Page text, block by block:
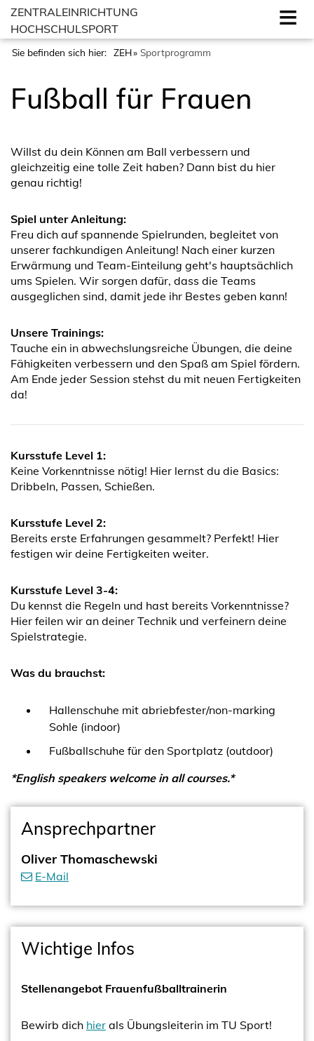
ZENTRALEINRICHTUNG
HOCHSCHULSPORT
Sie befinden sich hier: ZEH Sportprogramm
Fußball für Frauen
Willst du dein Können am Ball verbessern und
gleichzeitig eine tolle Zeit haben? Dann bist du hier
genau richtig!
Spiel unter Anleitung:
Freu dich auf spannende Spielrunden, begleitet von
unserer fachkundigen Anleitung! Nach einer kurzen
Erwärmung und Team-Einteilung geht's hauptsächlich
ums Spielen. Wir sorgen dafür, dass die Teams
ausgeglichen sind, damit jede ihr Bestes geben kann!
Unsere Trainings:
Tauche ein in abwechslungsreiche Übungen, die deine
Fähigkeiten verbessern und den Spaß am Spiel fördern.
Am Ende jeder Session stehst du mit neuen Fertigkeiten
da!
Kursstufe Level 1:
Keine Vorkenntnisse nötig! Hier lernst du die Basics:
Dribbeln, Passen, Schießen.
Kursstufe Level 2:
Bereits erste Erfahrungen gesammelt? Perfekt! Hier
festigen wir deine Fertigkeiten weiter.
Kursstufe Level 3-4:
Du kennst die Regeln und hast bereits Vorkenntnisse?
Hier feilen wir an deiner Technik und verfeinern deine
Spielstrategie.
Was du brauchst:
Hallenschuhe mit abriebfester/non-marking
Sohle (indoor)
Fußballschuhe für den Sportplatz (outdoor)
*English speakers welcome in all courses.*
Ansprechpartner
Oliver Thomaschewski
E-Mail
Wichtige Infos
Stellenangebot Frauenfußballtrainerin
Bewirb dich hier als Übungsleiterin im TU Sport!